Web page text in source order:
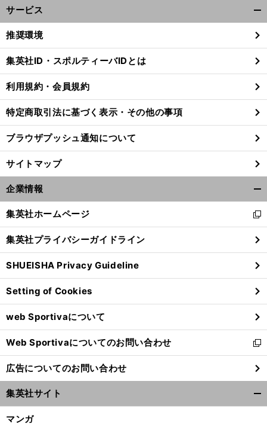
サービス
閉
る
推奨環境
集英社ID・スポルティーバIDとは
利用規約・会員規約
特定商取引法に基づく表示・その他の事項
ブラウザプッシュ通知について
サイトマップ
企業情報
閉
る
集英社ホームページ
新
し
い
ウ
ィ
ン
ド
ウ
で
開
く
集英社プライバシーガイドライン
SHUEISHA Privacy Guideline
Setting of Cookies
web Sportivaについて
Web Sportivaについてのお問い合わせ
新
し
い
ウ
ィ
ン
広告についてのお問い合わせ
集英社サイト
マンガ